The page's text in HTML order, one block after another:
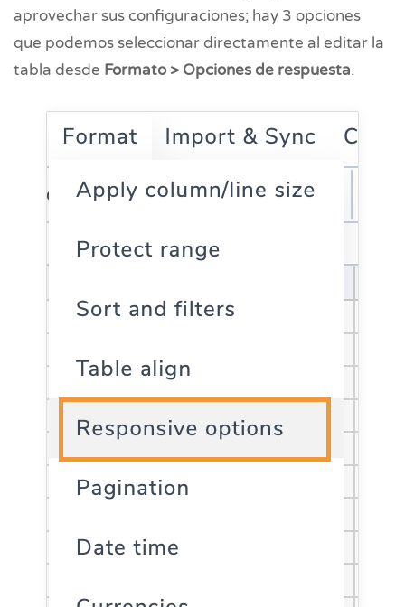
aprovechar sus configuraciones; hay 3 opciones
que podemos seleccionar directamente al editar la
tabla desde Formato > Opciones de respuesta.